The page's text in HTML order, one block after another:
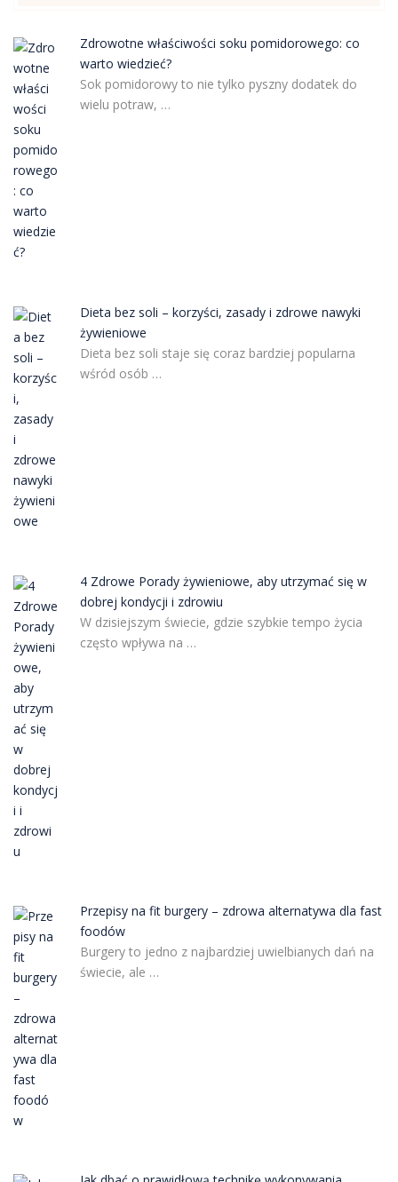
Zdrowotne właściwości soku pomidorowego: co
warto wiedzieć?
Sok pomidorowy to nie tylko pyszny dodatek do
wielu potraw, …
Dieta bez soli – korzyści, zasady i zdrowe nawyki
żywieniowe
Dieta bez soli staje się coraz bardziej popularna
wśród osób …
4 Zdrowe Porady żywieniowe, aby utrzymać się w
dobrej kondycji i zdrowiu
W dzisiejszym świecie, gdzie szybkie tempo życia
często wpływa na …
Przepisy na fit burgery – zdrowa alternatywa dla fast
foodów
Burgery to jedno z najbardziej uwielbianych dań na
świecie, ale …